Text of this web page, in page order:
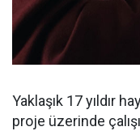
Yaklaşık 17 yıldır
proje üzerinde